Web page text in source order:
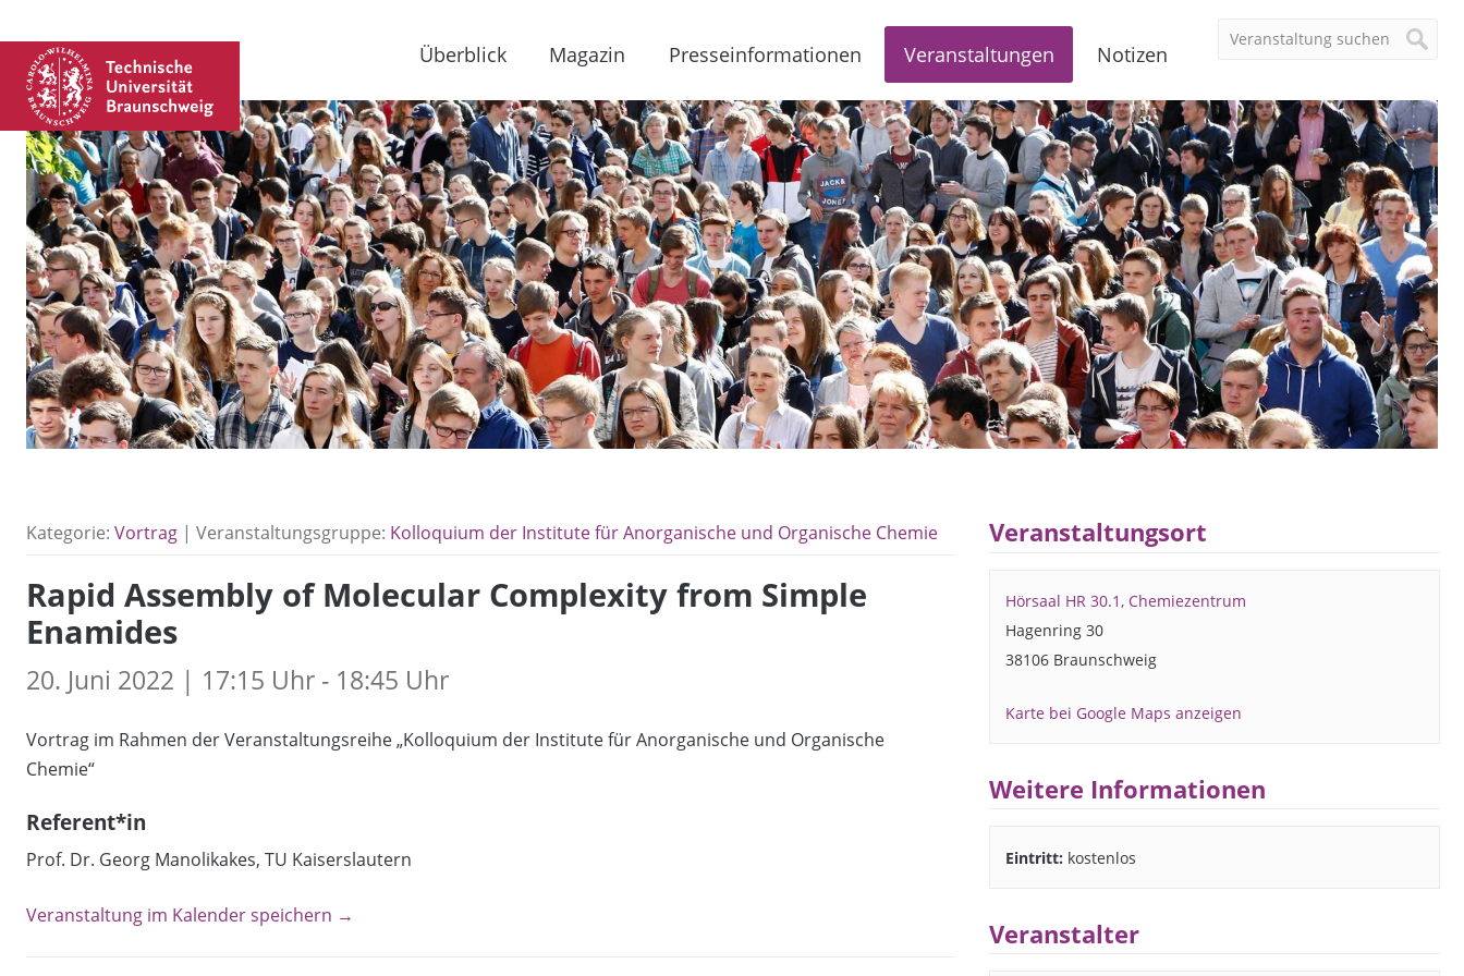
Überblick Magazin Presseinformationen Veranstaltungen Notizen
Kategorie: Vortrag | Veranstaltungsgruppe: Kolloquium der Institute für Anorganische und Organische Chemie
Rapid Assembly of Molecular Complexity from Simple
Enamides
20. Juni 2022 | 17:15 Uhr - 18:45 Uhr
Vortrag im Rahmen der Veranstaltungsreihe „Kolloquium der Institute für Anorganische und Organische
Chemie“
Referent*in
Prof. Dr. Georg Manolikakes, TU Kaiserslautern
Veranstaltung im Kalender speichern →
Veranstaltungsort
Hörsaal HR 30.1, Chemiezentrum
Hagenring 30
38106 Braunschweig
Karte bei Google Maps anzeigen
Weitere Informationen
Eintritt: kostenlos
Veranstalter